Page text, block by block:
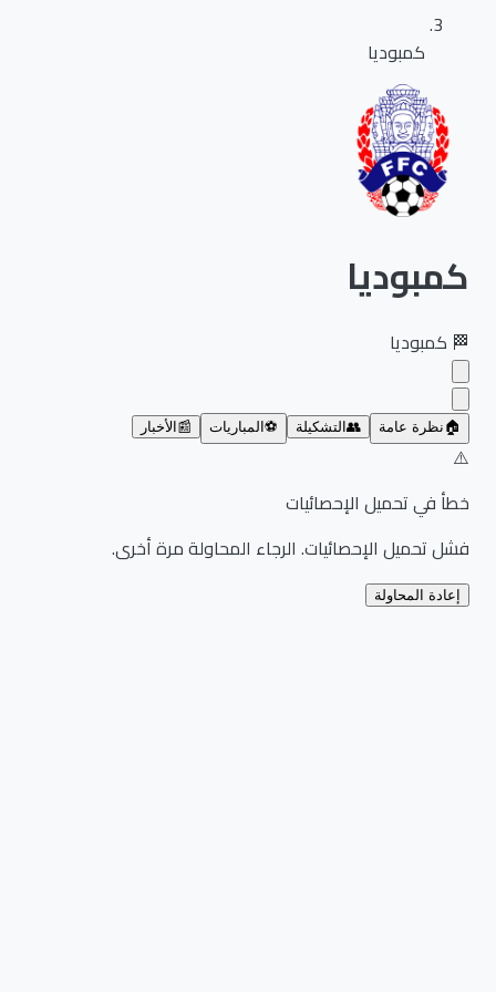
كمبوديا
كمبوديا
كمبوديا
نظرة عامة 👥 التشكيلة ⚽ المباريات 📰 الأخبار
خطأ في تحميل الإحصائيات
فشل تحميل الإحصائيات. الرجاء المحاولة مرة أخرى.
إعادة المحاولة